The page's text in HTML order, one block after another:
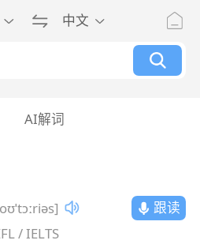
中文
AI解词
跟读
/ IELTS